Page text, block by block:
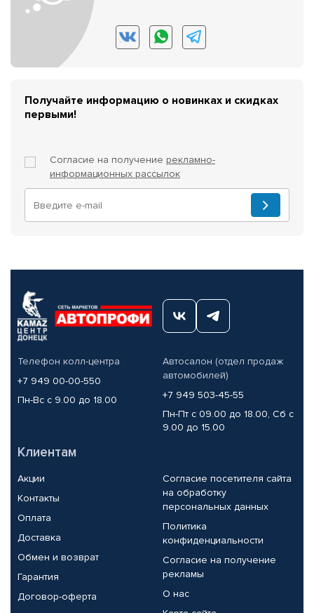
Получайте информацию о новинках и скидках
первыми!
Согласие на получение рекламно-
информационных рассылок
Телефон колл-центра
+7 949 00-00-550
Пн-Вс с 9.00 до 18.00
Автосалон (отдел продаж
автомобилей)
+7 949 503-45-55
Пн-Пт с 09.00 до 18.00, Сб с
9.00 до 15.00
Клиентам
Акции
Контакты
Оплата
Доставка
Обмен и возврат
Гарантия
Договор-оферта
Согласие посетителя сайта
на обработку
персональных данных
Политика
конфиденциальности
Согласие на получение
рекламы
О нас